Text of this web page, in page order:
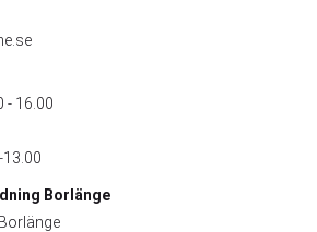
- 16.00
Borlänge